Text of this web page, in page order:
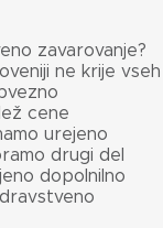
zavarovanje?
ne krije vseh
cene
urejeno
drugi del
dopolnilno